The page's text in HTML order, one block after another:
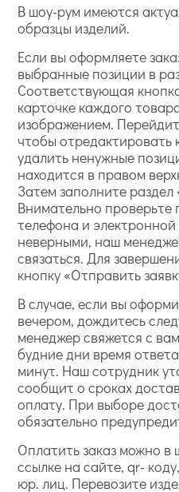
В шоу-рум имеются
образцы изделий.
Если вы оформляете
выбранные позиции в
Соответствующая
карточке каждого
изображением.
чтобы отредактировать
удалить ненужные
находится в правом
Затем заполните
Внимательно проверьте
телефона и
неверными, наш
связаться. Для
кнопку «Отправить
В случае, если вы
вечером, дождитесь
менеджер свяжется с
будние дни время
минут. Наш сотрудник
сообщит о сроках
оплату. При выборе
обязательно
Оплатить заказ можно в
ссылке на сайте, qr-
юр. лиц. Перевозите